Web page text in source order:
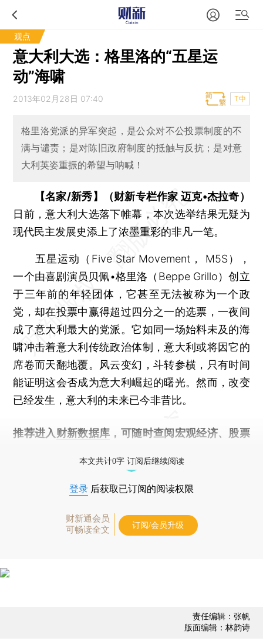
观点
意大利大选：格里洛的“五星运
动”海啸
2013年02月28日 07:40 T中
格里洛党派的异军突起，是公众对不公投票制度的不
满与谴责；是对陈旧政府制度的抵触与反抗；是对意
大利英姿重振的希望与呐喊！
【名家/新秀】（财新专栏作家 迈克•杰拉奇）
日前，意大利大选落下帷幕，本次选举结果无疑为
现代民主发展史添上了浓墨重彩的非凡一笔。
五星运动（Five Star Movement， M5S），
一个由喜剧演员贝佩•格里洛（Beppe Grillo）创立
于三年前的年轻团体，它甚至无法被称为一个政
党，却在投票中赢得超过四分之一的选票，一夜间
成了意大利最大的党派。它如同一场始料未及的海
啸冲击着意大利传统政治体制，意大利或将因它的
席卷而天翻地覆。风云变幻，斗转参横，只有时间
能证明这会否成为意大利崛起的曙光。然而，改变
已经发生，意大利的未来已今非昔比。
推荐进入 财新数据库 ，可随时查阅宏观经济、股票
本文共计0字 订阅后继续阅读
登录 后获取已订阅的阅读权限
财新通会员
可畅读全文
订阅/会员升级
责任编辑：张帆
版面编辑：林韵诗